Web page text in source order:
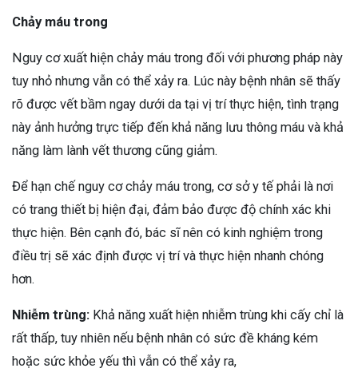
Chảy máu trong
Nguy cơ xuất hiện chảy máu trong đối với phương pháp này
tuy nhỏ nhưng vẫn có thể xảy ra. Lúc này bệnh nhân sẽ thấy
rõ được vết bầm ngay dưới da tại vị trí thực hiện, tình trạng
này ảnh hưởng trực tiếp đến khả năng lưu thông máu và khả
năng làm lành vết thương cũng giảm.
Để hạn chế nguy cơ chảy máu trong, cơ sở y tế phải là nơi
có trang thiết bị hiện đại, đảm bảo được độ chính xác khi
thực hiện. Bên cạnh đó, bác sĩ nên có kinh nghiệm trong
điều trị sẽ xác định được vị trí và thực hiện nhanh chóng
hơn.
Nhiễm trùng: Khả năng xuất hiện nhiễm trùng khi cấy chỉ là
rất thấp, tuy nhiên nếu bệnh nhân có sức đề kháng kém
hoặc sức khỏe yếu thì vẫn có thể xảy ra,